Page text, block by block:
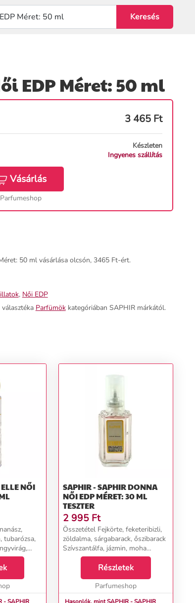
EDP Méret: 50 ml
3 465 Ft
Készleten
Ingyenes szállítás
Vásárlás
Parfumeshop
50 ml vásárlása olcsón, 3465 Ft-ért.
, Női EDP
Parfümökkategóriában SAPHIR márkától.
NŐI
tubarózsa,
SAPHIR - SAPHIR DONNA
NŐI EDP MÉRET: 30 ML
TESZTER
2 995 Ft
Összetétel Fejkörte, feketeribizli,
zöldalma, sárgabarack, őszibarack
Szívszantálfa, jázmin, moha
Alapcédrus, vanília, pézsma...
Részletek
Parfumeshop